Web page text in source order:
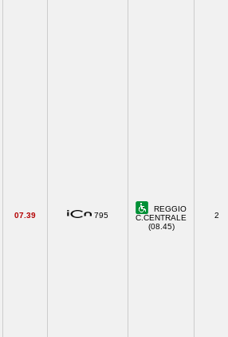
07.39 795
REGGIO
C.CENTRALE
(08.45)
2